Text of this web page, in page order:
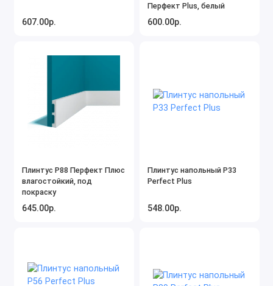
607.00р.
Перфект Plus, белый
600.00р.
Плинтус P88 Перфект Плюс
влагостойкий, под
покраску
645.00р.
Плинтус напольный P33
Perfect Plus
548.00р.